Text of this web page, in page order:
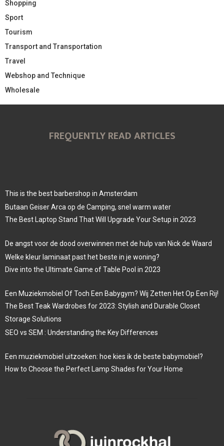
Shopping
Sport
Tourism
Transport and Transportation
Travel
Webshop and Technique
Wholesale
FREQUENTLY READ ARTICLES
This is the best barbershop in Amsterdam
Butaan Geiser Arca op de Camping, snel warm water
The Best Laptop Stand That Will Upgrade Your Setup in 2023
De angst voor de dood overwinnen met de hulp van Nick de Waard
Welke kleur laminaat past het beste in je woning?
Dive into the Ultimate Game of Table Pool in 2023
Een Muziekmobiel Of Toch Een Babygym? Wij Zetten Het Op Een Rij!
The Best Teak Wardrobes for 2023: Stylish and Durable Closet
Storage Solutions
SEO vs SEM : Understanding the Key Differences
Een muziekmobiel uitzoeken: hoe kies ik de beste babymobiel?
How to Choose the Perfect Lamp Shades for Your Home